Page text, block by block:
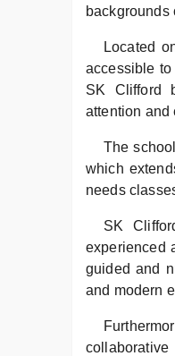
backgrounds
Located
accessible
SK Clifford
attention and
The
which
needs
SK
experienced
guided and
and modern